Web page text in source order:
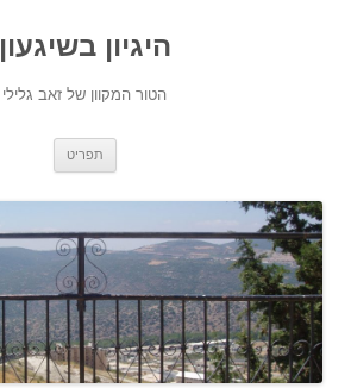
היגיון בשיגעון
הטור המקוון של זאב גלילי
תפריט